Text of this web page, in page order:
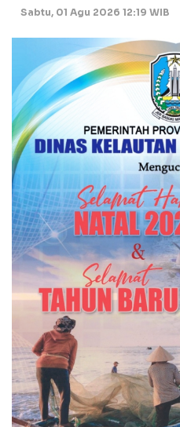
Sabtu, 01 Agu 2026 12:19 WIB